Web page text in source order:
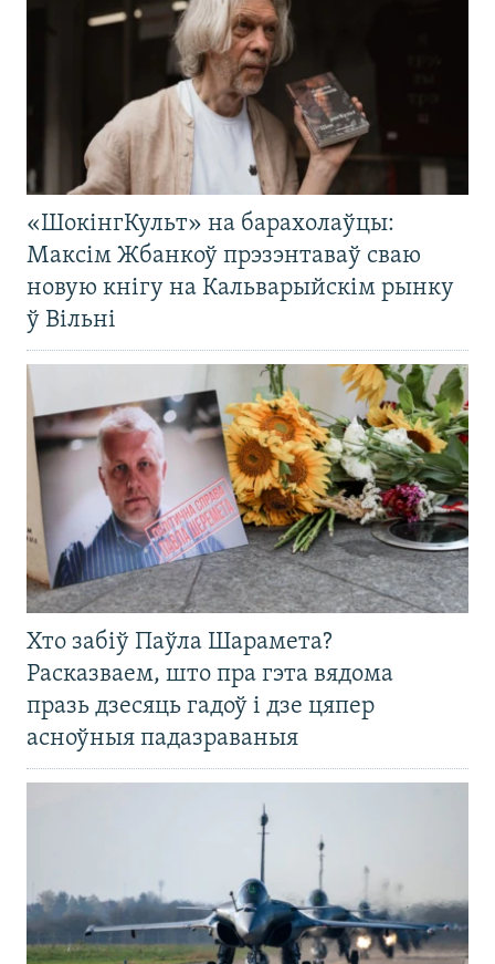
«ШокінгКульт» на барахолаўцы:
Максім Жбанкоў прэзэнтаваў сваю
новую кнігу на Кальварыйскім рынку
ў Вільні
Хто забіў Паўла Шарамета?
Расказваем, што пра гэта вядома
празь дзесяць гадоў і дзе цяпер
асноўныя падазраваныя